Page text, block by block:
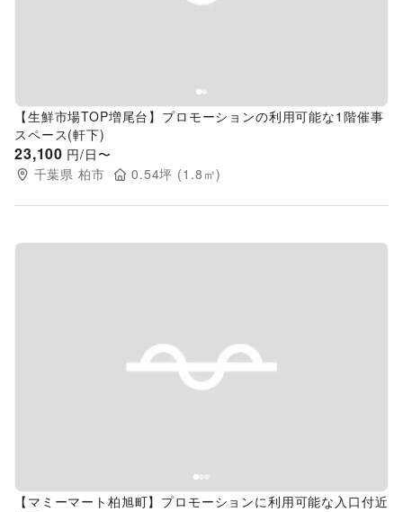
【生鮮市場TOP増尾台】プロモーションの利用可能な1階催事
スペース(軒下)
23,100 円/日〜
千葉県 柏市 0.54坪 (1.8 ㎡)
Previous slide
【マミーマート柏旭町】プロモーションに利用可能な入口付近